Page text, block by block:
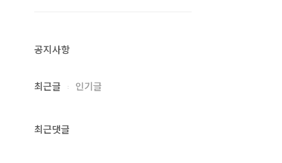
공지사항
최근글 인기글
최근댓글